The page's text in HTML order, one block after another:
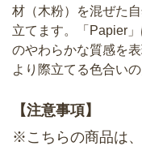
材（木粉）を混ぜた
立てます。「Papier
のやわらかな質感を
より際立てる色合い
【注意事項】
※こちらの商品は